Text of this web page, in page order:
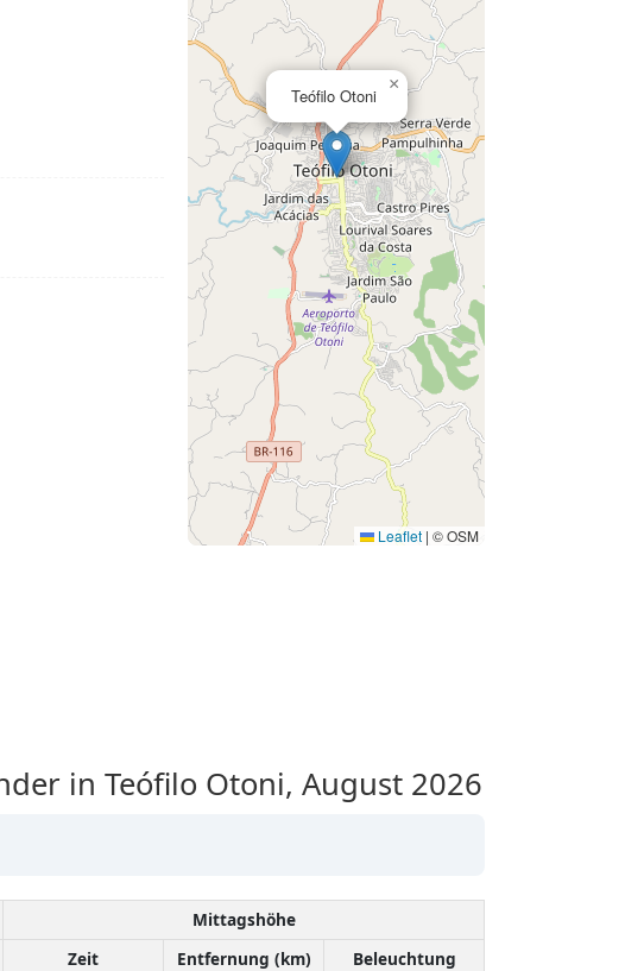
Teófilo Otoni
×
Leaflet | © OSM
in Teófilo Otoni, August 2026
Mittagshöhe
Zeit Entfernung (km)
Beleuchtung